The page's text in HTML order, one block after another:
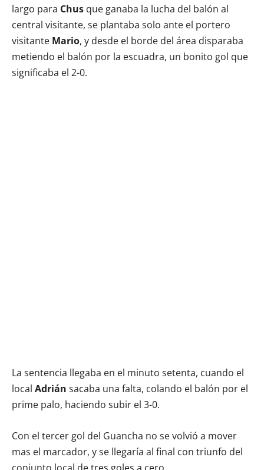
largo para Chus que ganaba la lucha del balón al
central visitante, se plantaba solo ante el portero
visitante Mario, y desde el borde del área disparaba
metiendo el balón por la escuadra, un bonito gol que
significaba el 2-0.
La sentencia llegaba en el minuto setenta, cuando el
local Adrián sacaba una falta, colando el balón por el
prime palo, haciendo subir el 3-0.
Con el tercer gol del Guancha no se volvió a mover
mas el marcador, y se llegaría al final con triunfo del
conjunto local de tres goles a cero.